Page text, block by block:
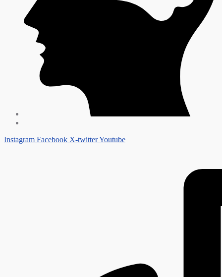
Instagram Facebook X-twitterYoutube